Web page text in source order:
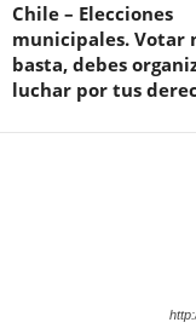
Chile – Elecciones
municipales. Votar
basta, debes
luchar por tus